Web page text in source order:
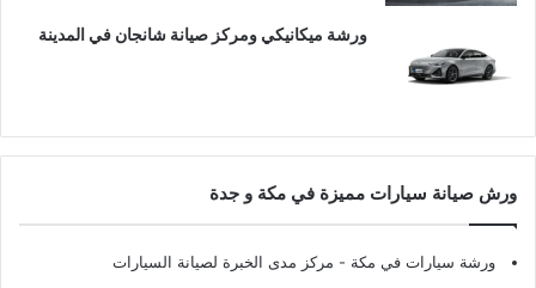
ورشة ميكانيكي ومركز صيانة شانجان في المدينة
ورش صيانة سيارات مميزة في مكة و جدة
ورشة سيارات في مكة - مركز مدى الخبرة لصيانة السيارات